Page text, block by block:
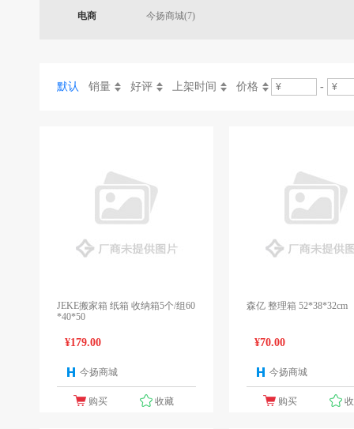
电商 今扬商城(7)
默认 销量 好评 上架时间 价格 -
JEKE搬家箱 纸箱 收纳箱5个/组60
*40*50
¥179.00
今扬商城
购买 收藏
森亿 整理箱 52*38*32cm
¥70.00
今扬商城
购买